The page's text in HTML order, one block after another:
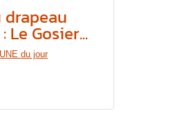
drapeau
Le Gosier...
du jour